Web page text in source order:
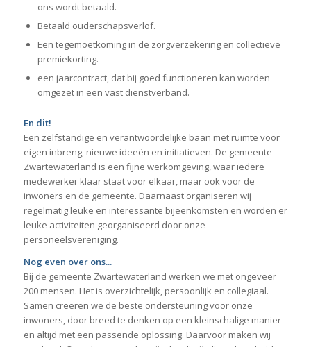
ons wordt betaald.
Betaald ouderschapsverlof.
Een tegemoetkoming in de zorgverzekering en collectieve
premiekorting.
een jaarcontract, dat bij goed functioneren kan worden
omgezet in een vast dienstverband.
En dit!
Een zelfstandige en verantwoordelijke baan met ruimte voor
eigen inbreng, nieuwe ideeën en initiatieven. De gemeente
Zwartewaterland is een fijne werkomgeving, waar iedere
medewerker klaar staat voor elkaar, maar ook voor de
inwoners en de gemeente. Daarnaast organiseren wij
regelmatig leuke en interessante bijeenkomsten en worden er
leuke activiteiten georganiseerd door onze
personeelsvereniging.
Nog even over ons...
Bij de gemeente Zwartewaterland werken we met ongeveer
200 mensen. Het is overzichtelijk, persoonlijk en collegiaal.
Samen creëren we de beste ondersteuning voor onze
inwoners, door breed te denken op een kleinschalige manier
en altijd met een passende oplossing. Daarvoor maken wij